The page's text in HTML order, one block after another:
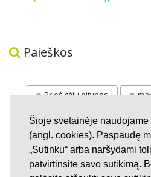
Šioje svetainėje
(angl. cookies). Paspaudę
„Sutinku“ arba naršydami
patvirtinsite savo sutikimą.
Paieškos
Prieš gėju eitynes
STOP
Pilnos moksleivių vasaros
Keliu jaunystės